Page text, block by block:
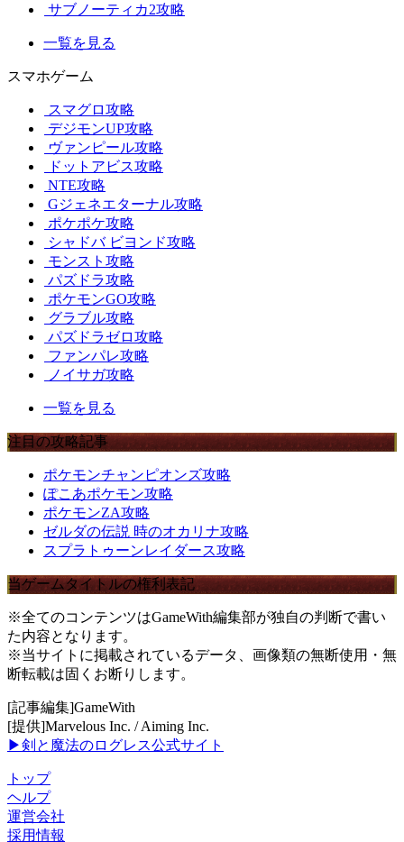
サブノーティカ2攻略
一覧を見る
スマホゲーム
スマグロ攻略
デジモンUP攻略
ヴァンピール攻略
ドットアビス攻略
NTE攻略
Gジェネエターナル攻略
ポケポケ攻略
シャドバ ビヨンド攻略
モンスト攻略
パズドラ攻略
ポケモンGO攻略
グラブル攻略
パズドラゼロ攻略
ファンパレ攻略
ノイサガ攻略
一覧を見る
注目の攻略記事
ポケモンチャンピオンズ攻略
ぽこあポケモン攻略
ポケモンZA攻略
ゼルダの伝説 時のオカリナ攻略
スプラトゥーンレイダース攻略
当ゲームタイトルの権利表記
※全てのコンテンツはGameWith編集部が独自の判断で書い
た内容となります。
※当サイトに掲載されているデータ、画像類の無断使用・無
断転載は固くお断りします。
[記事編集]GameWith
[提供]Marvelous Inc. / Aiming Inc.
▶剣と魔法のログレス公式サイト
トップ
ヘルプ
運営会社
採用情報